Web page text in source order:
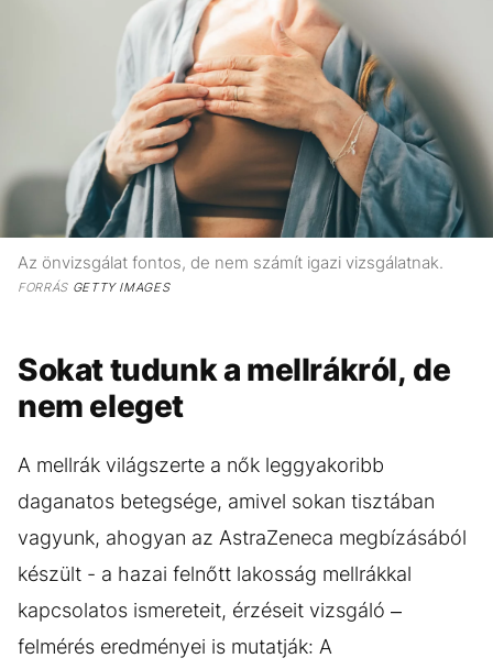
Az önvizsgálat fontos, de nem számít igazi vizsgálatnak.
FORRÁSGETTY IMAGES
Sokat tudunk a mellrákról, de
nem eleget
A mellrák világszerte a nők leggyakoribb
daganatos betegsége, amivel sokan tisztában
vagyunk, ahogyan az AstraZeneca megbízásából
készült - a hazai felnőtt lakosság mellrákkal
kapcsolatos ismereteit, érzéseit vizsgáló –
felmérés eredményei is mutatják: A